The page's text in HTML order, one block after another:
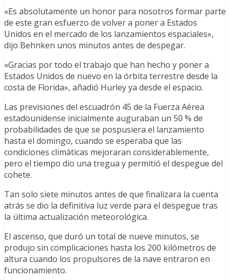
«Es absolutamente un honor para nosotros formar parte
de este gran esfuerzo de volver a poner a Estados
Unidos en el mercado de los lanzamientos espaciales»,
dijo Behnken unos minutos antes de despegar.
«Gracias por todo el trabajo que han hecho y poner a
Estados Unidos de nuevo en la órbita terrestre desde la
costa de Florida», añadió Hurley ya desde el espacio.
Las previsiones del escuadrón 45 de la Fuerza Aérea
estadounidense inicialmente auguraban un 50 % de
probabilidades de que se pospusiera el lanzamiento
hasta el domingo, cuando se esperaba que las
condiciones climáticas mejoraran considerablemente,
pero el tiempo dio una tregua y permitió el despegue del
cohete.
Tan solo siete minutos antes de que finalizara la cuenta
atrás se dio la definitiva luz verde para el despegue tras
la última actualización meteorológica.
El ascenso, que duró un total de nueve minutos, se
produjo sin complicaciones hasta los 200 kilómetros de
altura cuando los propulsores de la nave entraron en
funcionamiento.